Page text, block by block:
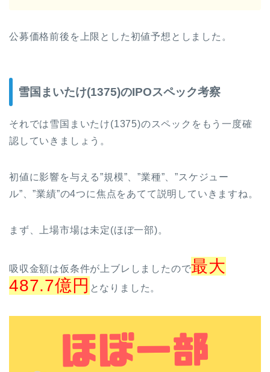
公募価格前後を上限とした初値予想としました。
雪国まいたけ(1375)のIPOスペック考察
それでは雪国まいたけ(1375)のスペックをもう一度確
認していきましょう。
初値に影響を与える”規模”、”業種”、”スケジュー
ル”、”業績”の4つに焦点をあてて説明していきますね。
まず、上場市場は未定(ほぼ一部)。
吸収金額は仮条件が上ブレしましたので最大
487.7億円 となりました。